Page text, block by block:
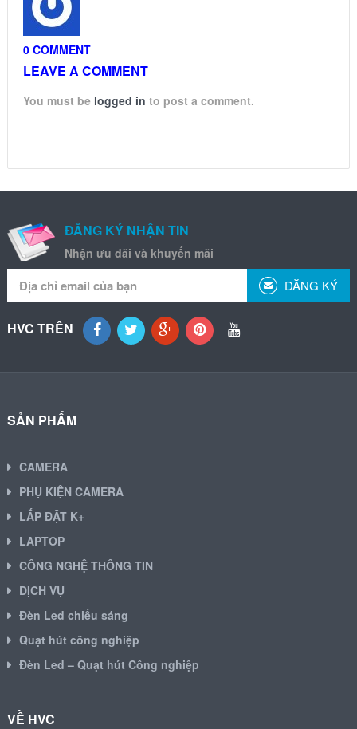
0 COMMENT
LEAVE A COMMENT
You must be logged in to post a comment.
ĐĂNG KÝ NHẬN TIN
Nhận ưu đãi và khuyến mãi
ĐĂNG KÝ
HVC TRÊN
SẢN PHẨM
CAMERA
PHỤ KIỆN CAMERA
LẮP ĐẶT K+
LAPTOP
CÔNG NGHỆ THÔNG TIN
DỊCH VỤ
Đèn Led chiếu sáng
Quạt hút công nghiệp
Đèn Led – Quạt hút Công nghiệp
VỀ HVC